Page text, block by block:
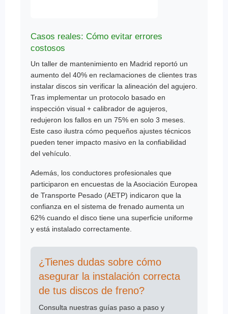
Casos reales: Cómo evitar errores
costosos
Un taller de mantenimiento en Madrid reportó un
aumento del 40% en reclamaciones de clientes tras
instalar discos sin verificar la alineación del agujero.
Tras implementar un protocolo basado en
inspección visual + calibrador de agujeros,
redujeron los fallos en un 75% en solo 3 meses.
Este caso ilustra cómo pequeños ajustes técnicos
pueden tener impacto masivo en la confiabilidad
del vehículo.
Además, los conductores profesionales que
participaron en encuestas de la Asociación Europea
de Transporte Pesado (AETP) indicaron que la
confianza en el sistema de frenado aumenta un
62% cuando el disco tiene una superficie uniforme
y está instalado correctamente.
¿Tienes dudas sobre cómo
asegurar la instalación correcta
de tus discos de freno?
Consulta nuestras guías paso a paso y